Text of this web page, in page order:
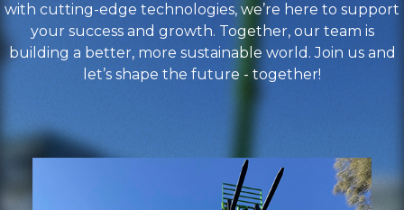
with cutting-edge technologies, we’re here to support
your success and growth. Together, our team is
building a better, more sustainable world. Join us and
let’s shape the future - together!